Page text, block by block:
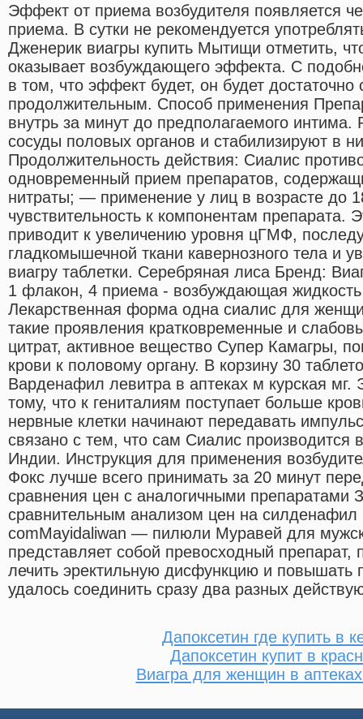
Эффект от приема возбудителя появляется
приема. В сутки не рекомендуется
Дженерик виагры купить Мытищи отметить,
оказывает возбуждающего эффекта. С
в том, что эффект будет, он будет
продолжительным. Способ применения
внутрь за минут до предполагаемого
сосуды половых органов и стабилизируют в
Продолжительность действия: Сиалис
одновременный прием препаратов,
нитраты; — применение у лиц в возрасте до
чувствительность к компонентам препарата.
приводит к увеличению уровня цГМФ,
гладкомышечной ткани кавернозного тела и
виагру таблетки. Серебряная лиса Бренд:
1 флакон, 4 приема - возбуждающая
Лекарственная форма одна сиалис для
такие проявления кратковременные и
цитрат, активное вещество Супер Камагры,
крови к половому органу. В корзину 30
Варденафил левитра в аптеках м курская мг.
тому, что к гениталиям поступает больше
нервные клетки начинают передавать
связано с тем, что сам Сиалис производится
Индии. Инструкция для применения
Фокс лучше всего принимать за 20 минут
сравнения цен с аналогичными препаратами
сравнительным анализом цен на силденафил
comMayidaliwan — пилюли Муравей для
представляет собой превосходный
лечить эректильную дисфункцию и повышать
удалось соединить сразу два разных
Дапоксетин где купить в
Дапоксетин купит в
Виагра для женщин в